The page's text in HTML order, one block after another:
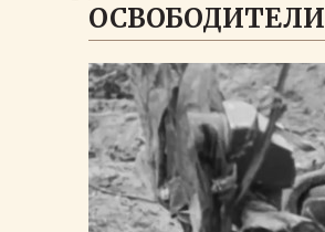
ОСВОБОДИТЕЛИ